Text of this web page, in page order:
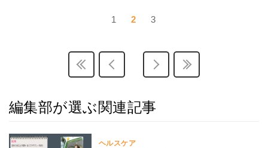
1 2 3
編集部が選ぶ関連記事
ヘルスケア